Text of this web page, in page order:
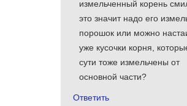
измельченный корень
это значит надо его
порошок или можно
уже кусочки корня,
сути тоже измельчены от
основной части?
Ответить